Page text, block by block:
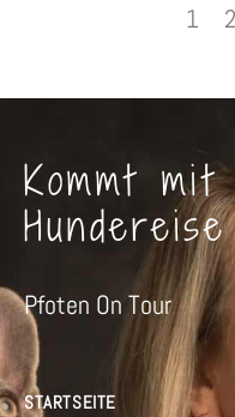
1 2
Kommt
Hundereise
Pfoten On Tour
STARTSEITE